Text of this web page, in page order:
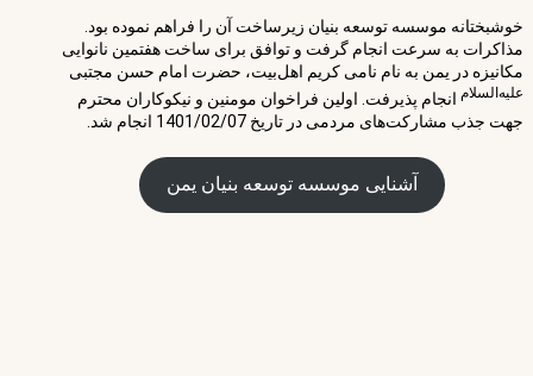
خوشبختانه موسسه توسعه بنیان زیرساخت آن را فراهم نموده بود.
مذاکرات به سرعت انجام گرفت و توافق برای ساخت هفتمین نانوایی
مکانیزه در یمن به نام نامی کریم اهل‌بیت، حضرت امام حسن مجتبی
علیه‌السلام انجام پذیرفت. اولین فراخوان مومنین و نیکوکاران محترم
جهت جذب مشارکت‌های مردمی در تاریخ 1401/02/07 انجام شد.
آشنایی موسسه توسعه بنیان یمن